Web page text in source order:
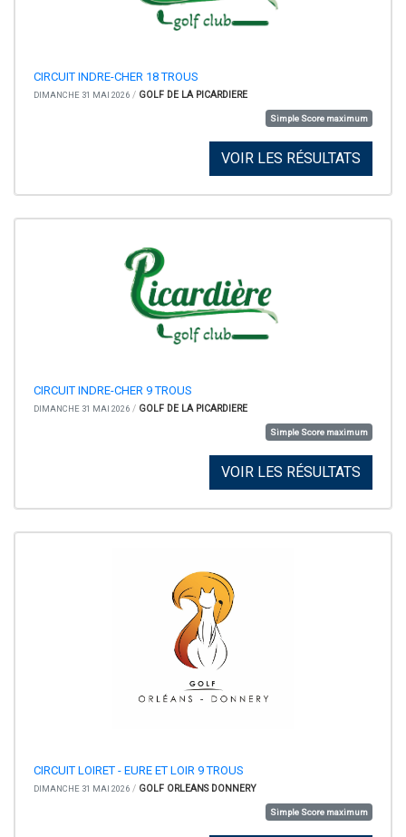
CIRCUIT INDRE-CHER 18 TROUS
DIMANCHE 31 MAI 2026 / GOLF DE LA PICARDIERE
Simple Score maximum
VOIR LES RÉSULTATS
CIRCUIT INDRE-CHER 9 TROUS
DIMANCHE 31 MAI 2026 / GOLF DE LA PICARDIERE
Simple Score maximum
VOIR LES RÉSULTATS
CIRCUIT LOIRET - EURE ET LOIR 9 TROUS
DIMANCHE 31 MAI 2026 / GOLF ORLEANS DONNERY
Simple Score maximum